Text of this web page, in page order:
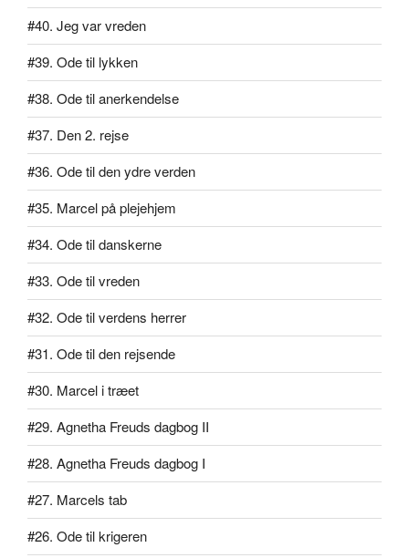
#40. Jeg var vreden
#39. Ode til lykken
#38. Ode til anerkendelse
#37. Den 2. rejse
#36. Ode til den ydre verden
#35. Marcel på plejehjem
#34. Ode til danskerne
#33. Ode til vreden
#32. Ode til verdens herrer
#31. Ode til den rejsende
#30. Marcel i træet
#29. Agnetha Freuds dagbog II
#28. Agnetha Freuds dagbog I
#27. Marcels tab
#26. Ode til krigeren